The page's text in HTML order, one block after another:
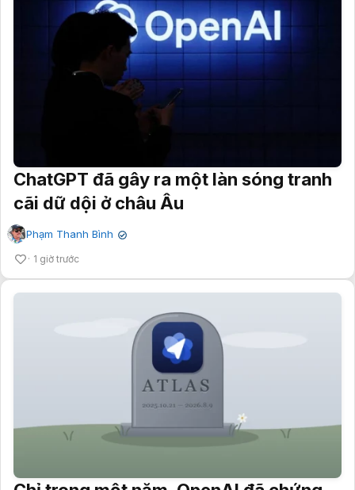
ChatGPT đã gây ra một làn sóng tranh
cãi dữ dội ở châu Âu
Phạm Thanh Bình ✔
1 giờ trước